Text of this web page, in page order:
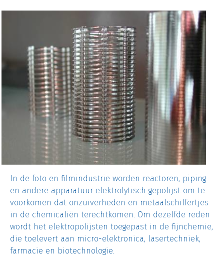
In de foto en filmindustrie worden reactoren, piping
en andere apparatuur elektrolytisch gepolijst om te
voorkomen dat onzuiverheden en metaalschilfertjes
in de chemicaliën terechtkomen. Om dezelfde reden
wordt het elektropolijsten toegepast in de fijnchemie,
die toelevert aan micro-elektronica, lasertechniek,
farmacie en biotechnologie.